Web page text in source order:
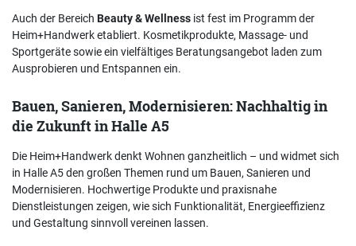
Auch der Bereich Beauty & Wellness ist fest im Programm der
Heim+Handwerk etabliert. Kosmetikprodukte, Massage- und
Sportgeräte sowie ein vielfältiges Beratungsangebot laden zum
Ausprobieren und Entspannen ein.
Bauen, Sanieren, Modernisieren: Nachhaltig in
die Zukunft in Halle A5
Die Heim+Handwerk denkt Wohnen ganzheitlich – und widmet sich
in Halle A5 den großen Themen rund um Bauen, Sanieren und
Modernisieren. Hochwertige Produkte und praxisnahe
Dienstleistungen zeigen, wie sich Funktionalität, Energieeffizienz
und Gestaltung sinnvoll vereinen lassen.